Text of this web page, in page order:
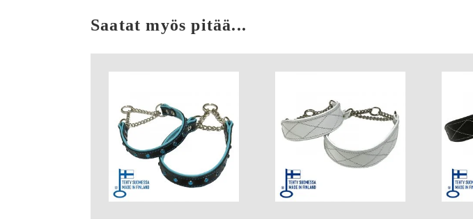
Saatat myös pitää...